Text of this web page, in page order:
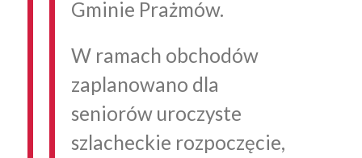
Gminie Prażmów.
W ramach obchodów
zaplanowano dla
seniorów uroczyste
szlacheckie rozpoczęcie,